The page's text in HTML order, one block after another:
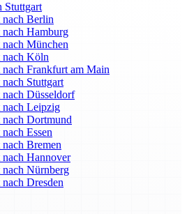
Stuttgart
Berlin
Hamburg
München
nach Köln
Frankfurt am Main
Stuttgart
Düsseldorf
nach Leipzig
Dortmund
Essen
Bremen
Hannover
Nürnberg
Dresden